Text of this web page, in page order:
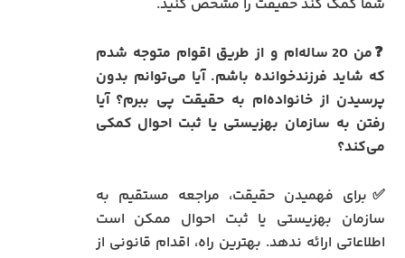
شما کمک کند حقیقت را مشخص کنید.
❓من 20 ساله‌ام و از طریق اقوام متوجه شدم
که شاید فرزندخوانده باشم. آیا می‌توانم بدون
پرسیدن از خانواده‌ام به حقیقت پی ببرم؟ آیا
رفتن به سازمان بهزیستی یا ثبت احوال کمکی
می‌کند؟
✅برای فهمیدن حقیقت، مراجعه مستقیم به
سازمان بهزیستی یا ثبت احوال ممکن است
اطلاعاتی ارائه ندهد. بهترین راه، اقدام قانونی از